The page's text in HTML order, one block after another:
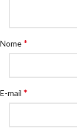
Nome*
E-mail *